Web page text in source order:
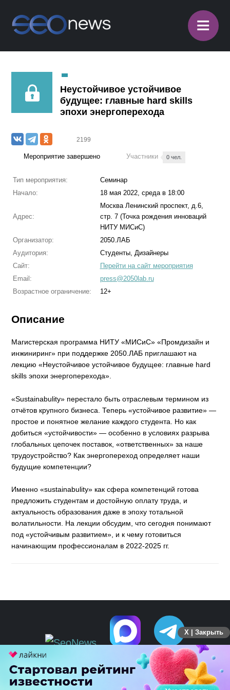
≡
Неустойчивое устойчивое
будущее: главные hard skills
эпохи энергоперехода
2199
Мероприятие завершено Участники 0 чел.
Тип мероприятия:
Семинар
Начало:
18 мая 2022, среда в 18:00
Адрес:
Москва Ленинский проспект, д.6,
стр. 7 (Точка рождения инноваций
НИТУ МИСиС)
Организатор:
2050.ЛАБ
Аудитория:
Студенты, Дизайнеры
Сайт:
Перейти на сайт мероприятия
Email:
press@2050lab.ru
Возрастное ограничение:
12+
Описание
Магистерская программа НИТУ «МИСиС» «Промдизайн и
инжиниринг» при поддержке 2050.ЛАБ приглашают на
лекцию «Неустойчивое устойчивое будущее: главные hard
skills эпохи энергоперехода».
«Sustainabulity» перестало быть отраслевым термином из
отчётов крупного бизнеса. Теперь «устойчивое развитие» —
простое и понятное желание каждого студента. Но как
добиться «устойчивости» — особенно в условиях разрыва
глобальных цепочек поставок, «ответственных» за наше
трудоустройство? Как энергопереход определяет наши
будущие компетенции?
Именно «sustainabulity» как сфера компетенций готова
предложить студентам и достойную оплату труда, и
актуальность образования даже в эпоху тотальной
волатильности. На лекции обсудим, что сегодня понимают
под «устойчивым развитием», и к чему готовиться
начинающим профессионалам в 2022-2025 гг.
X | Закрыть
ПЕРЕЙТИ НА ПОЛНУЮ ВЕРСИЮ
© SEOnews.ru Все права защищены. 2026